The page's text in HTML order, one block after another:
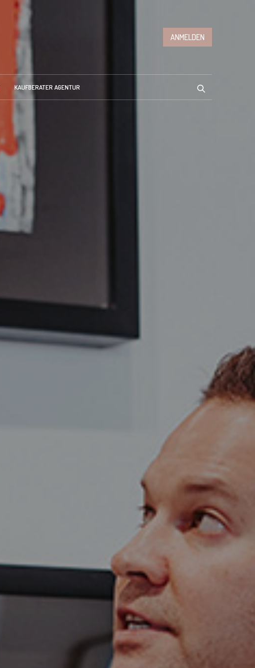
ANMELDEN
KAUFBERATER AGENTUR